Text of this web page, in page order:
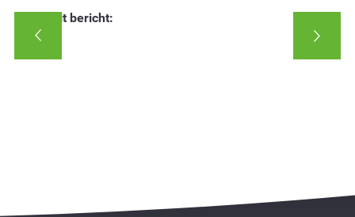
Deel dit bericht: